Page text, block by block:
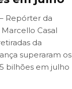
Repórter da
Casal
da
superaram os
bilhões em julho